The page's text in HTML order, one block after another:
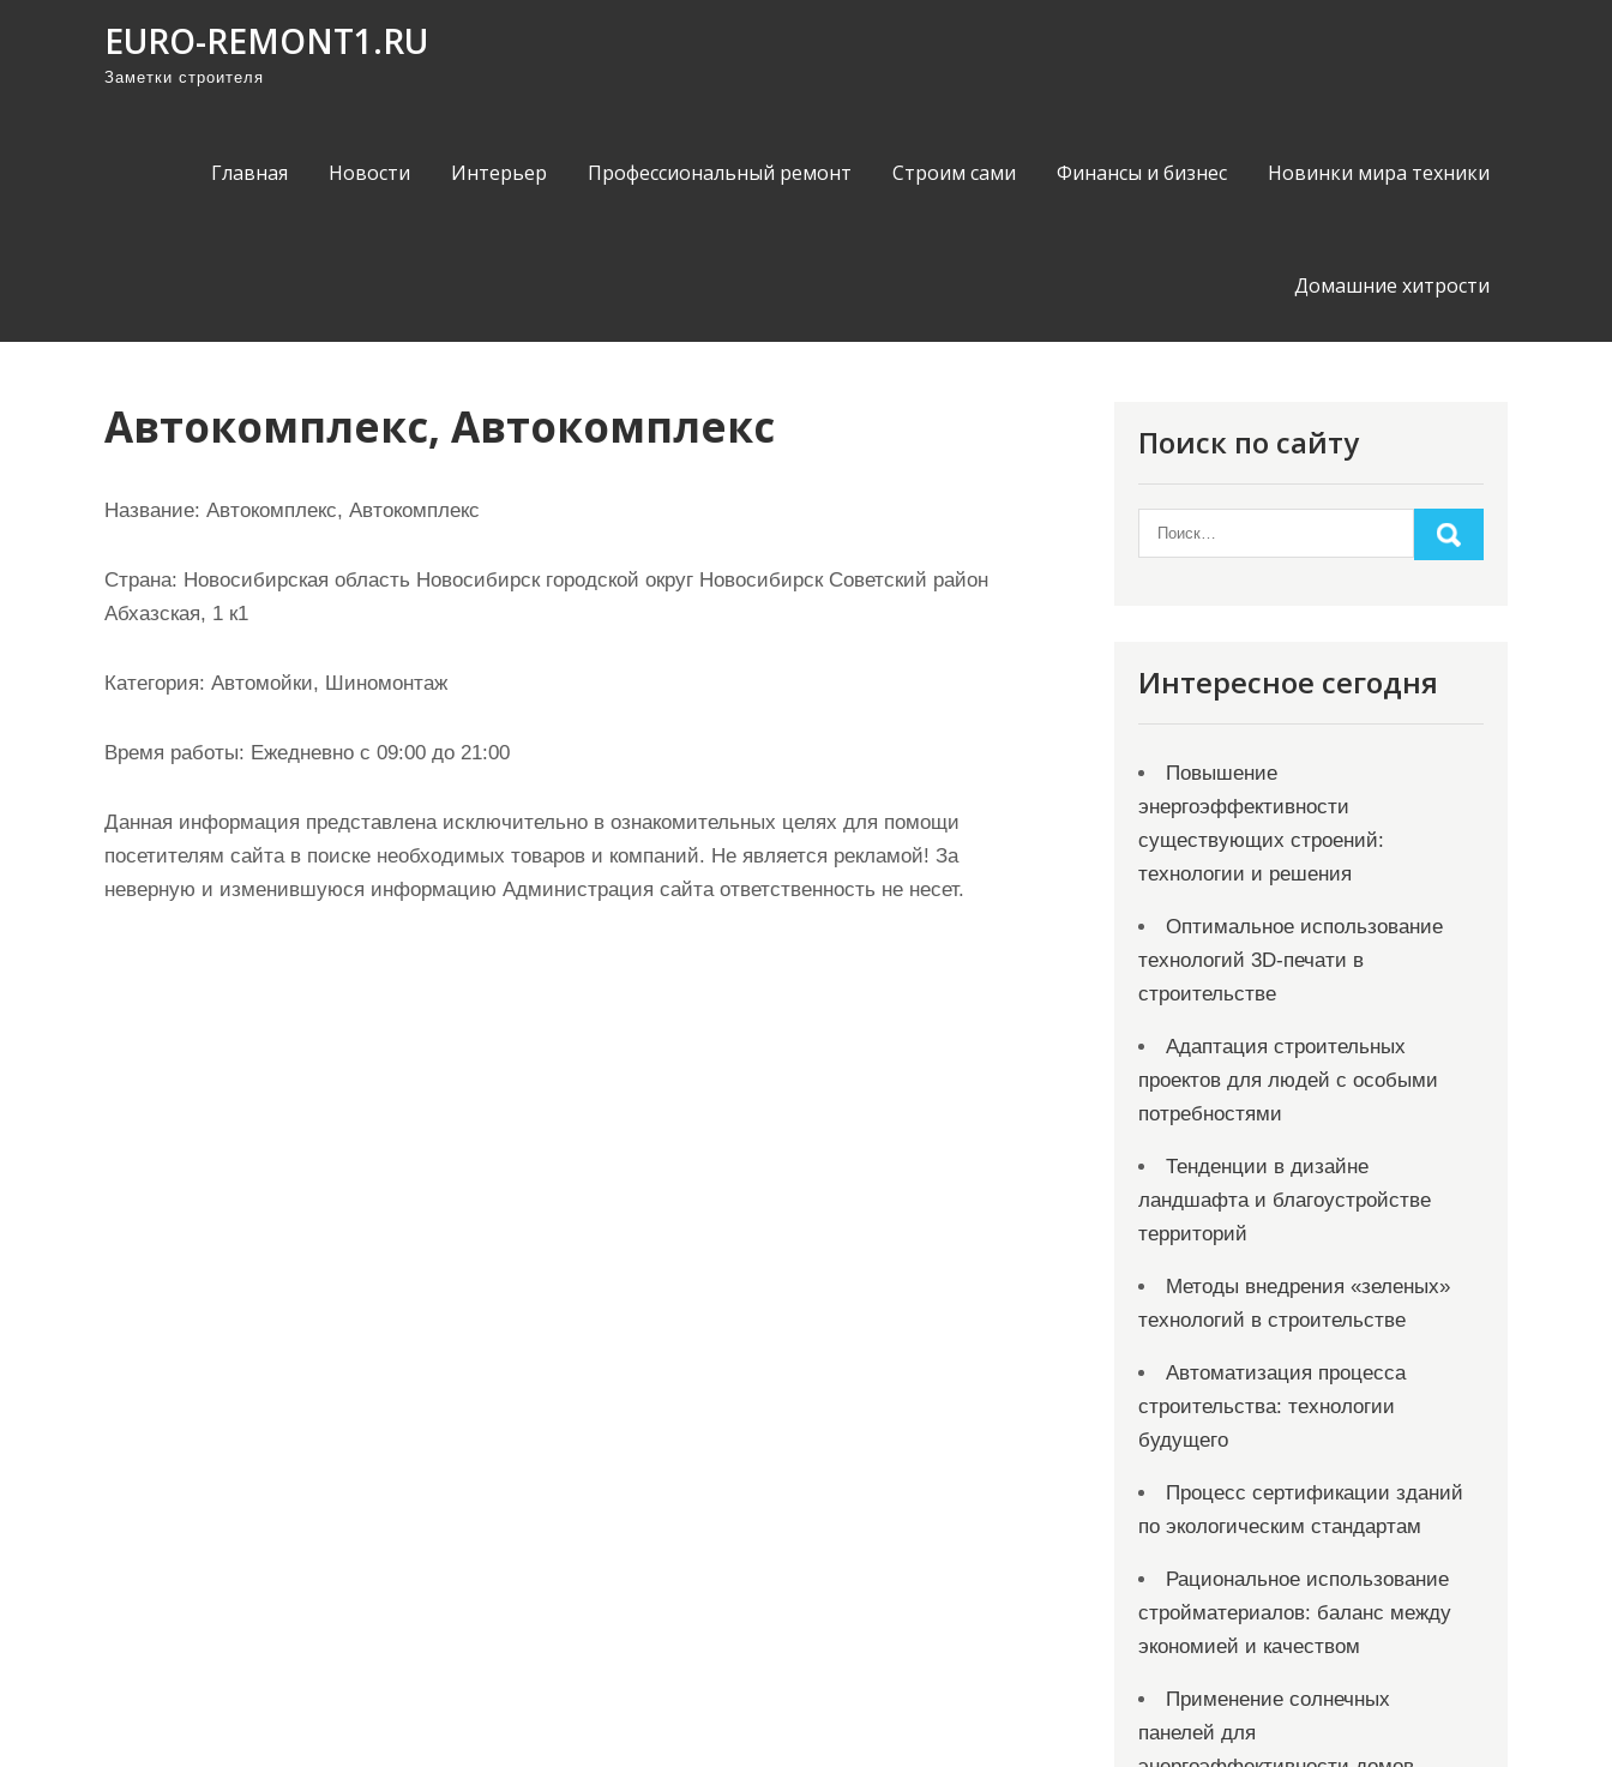
EURO-REMONT1.RU
Заметки строителя
Главная Новости Интерьер Профессиональный ремонт Строим сами Финансы и бизнес Новинки мира техники
Домашние хитрости
Автокомплекс, Автокомплекс
Название: Автокомплекс, Автокомплекс
Страна: Новосибирская область Новосибирск городской округ Новосибирск Советский район
Абхазская, 1 к1
Категория: Автомойки, Шиномонтаж
Время работы: Ежедневно с 09:00 до 21:00
Данная информация представлена исключительно в ознакомительных целях для помощи
посетителям сайта в поиске необходимых товаров и компаний. Не является рекламой! За
неверную и изменившуюся информацию Администрация сайта ответственность не несет.
Поиск по сайту
Интересное сегодня
Повышение
энергоэффективности
существующих строений:
технологии и решения
Оптимальное использование
технологий 3D-печати в
строительстве
Адаптация строительных
проектов для людей с особыми
потребностями
Тенденции в дизайне
ландшафта и благоустройстве
территорий
Методы внедрения «зеленых»
технологий в строительстве
Автоматизация процесса
строительства: технологии
будущего
Процесс сертификации зданий
по экологическим стандартам
Рациональное использование
стройматериалов: баланс между
экономией и качеством
Применение солнечных
панелей для